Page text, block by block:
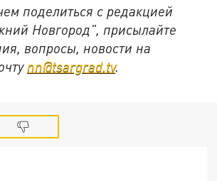
поделиться с редакцией
Новгород", присылайте
вопросы, новости на
nn@tsargrad.tv.